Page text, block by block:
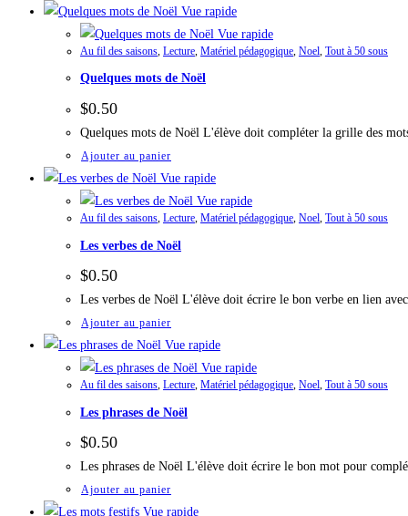
Vue rapide
Vue rapide
Au fil des saisons Lecture Matériel pédagogique Noel Tout à 50 sous
Quelques mots de Noël
$0.50
Quelques mots de Noël L'élève doit compléter la grille des
Ajouter au panier
Vue rapide
Vue rapide
Au fil des saisons, Lecture, Matériel pédagogique, Noel, Tout à 50 sous
Les verbes de Noël
$0.50
Les verbes de Noël L'élève doit écrire le bon verbe en lien
Ajouter au panier
Vue rapide
Vue rapide
Au fil des saisons, Lecture, Matériel pédagogique, Noel, Tout à 50 sous
Les phrases de Noël
$0.50
Les phrases de Noël L'élève doit écrire le bon mot pour
Ajouter au panier
Vue rapide